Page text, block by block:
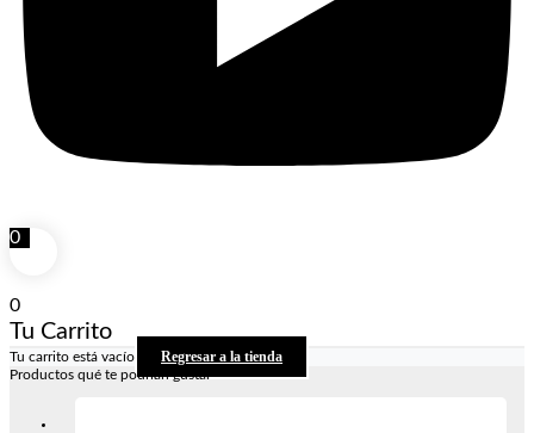
0
0
Tu Carrito
Tu carrito está vacío Regresar a la tienda
Productos qué te podrían gustar